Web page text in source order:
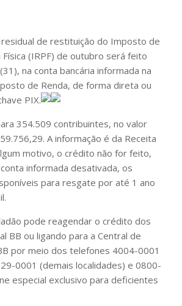
de restituição do Imposto de
Física (IRPF) de outubro será feito
na conta bancária informada na
de Renda, de forma direta ou
PIX.
354.509 contribuintes, no valor
A informação é da Receita
motivo, o crédito não for feito,
informada desativada, os
para resgate por até 1 ano
pode reagendar o crédito dos
BB ou ligando para a Central de
por meio dos telefones 4004-0001
0001 (demais localidades) e 0800-
especial exclusivo para deficientes